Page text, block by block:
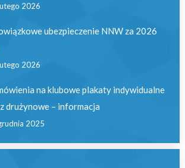
2026
ubezpieczenie NNW za 2026
2026
na klubowe plakaty indywidualne
drużynowe – informacja
2025